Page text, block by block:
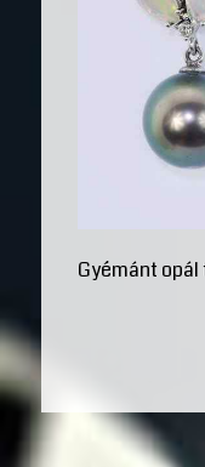
Gyémánt